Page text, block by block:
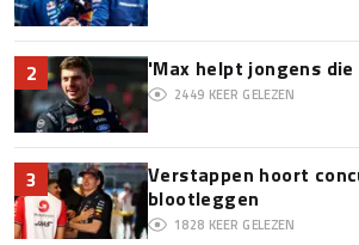
2 'Max helpt jongens
2449 KEER GELEZEN
3
Verstappen hoort
blootleggen
1828 KEER GELEZEN